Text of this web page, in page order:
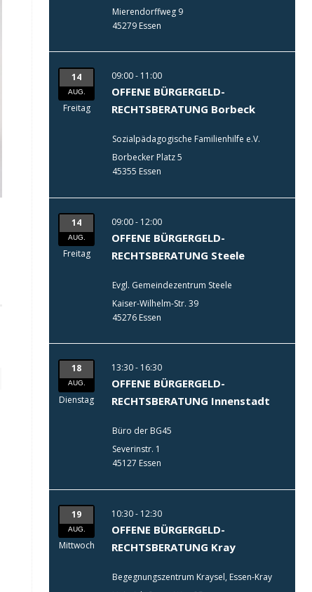
Mierendorffweg 9
45279 Essen
14
AUG.
Freitag
09:00 - 11:00
OFFENE BÜRGERGELD-
RECHTSBERATUNG Borbeck
Sozialpädagogische Familienhilfe e.V.
Borbecker Platz 5
45355 Essen
14
AUG.
Freitag
09:00 - 12:00
OFFENE BÜRGERGELD-
RECHTSBERATUNG Steele
Evgl. Gemeindezentrum Steele
Kaiser-Wilhelm-Str. 39
45276 Essen
18
AUG.
Dienstag
13:30 - 16:30
OFFENE BÜRGERGELD-
RECHTSBERATUNG Innenstadt
Büro der BG45
Severinstr. 1
45127 Essen
19
AUG.
Mittwoch
10:30 - 12:30
OFFENE BÜRGERGELD-
RECHTSBERATUNG Kray
Begegnungszentrum Kraysel, Essen-Kray